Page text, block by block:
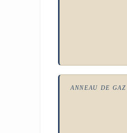
ANNEAU DE